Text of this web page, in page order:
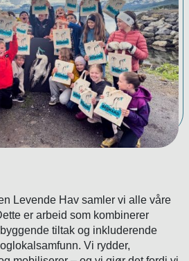
Levende Hav samler vi alle våre
er arbeid som kombinerer
tiltak og inkluderende
Vi rydder,